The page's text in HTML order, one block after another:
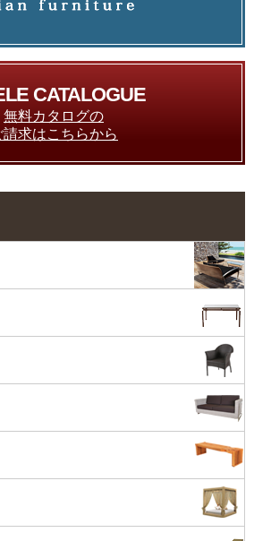
CATALOGUE
無料カタログの
請求はこちらから
庫）
アー